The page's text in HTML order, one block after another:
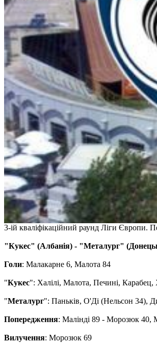
3-ій кваліфікаційний раунд Ліги Європи.
"Кукес" (Албанія) - "Металург"
Голи: Малакарне 6, Малота 84
"Кукес": Халілі, Малота, Печині,
"Металург": Паньків, О'Ді (Нельсон 34),
Попередження: Малінді 89 - Морозюк 40,
Вилучення: Морозюк 69